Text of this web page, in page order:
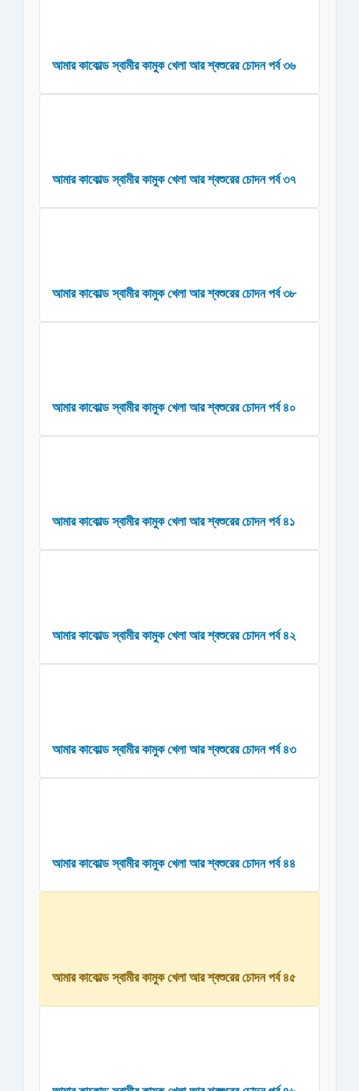
আমার কাকোল্ড স্বামীর কামুক খেলা আর শ্বশুরের চোদন পর্ব ৩৬
আমার কাকোল্ড স্বামীর কামুক খেলা আর শ্বশুরের চোদন পর্ব ৩৭
আমার কাকোল্ড স্বামীর কামুক খেলা আর শ্বশুরের চোদন পর্ব ৩৮
আমার কাকোল্ড স্বামীর কামুক খেলা আর শ্বশুরের চোদন পর্ব ৪০
আমার কাকোল্ড স্বামীর কামুক খেলা আর শ্বশুরের চোদন পর্ব ৪১
আমার কাকোল্ড স্বামীর কামুক খেলা আর শ্বশুরের চোদন পর্ব ৪২
আমার কাকোল্ড স্বামীর কামুক খেলা আর শ্বশুরের চোদন পর্ব ৪৩
আমার কাকোল্ড স্বামীর কামুক খেলা আর শ্বশুরের চোদন পর্ব ৪৪
আমার কাকোল্ড স্বামীর কামুক খেলা আর শ্বশুরের চোদন পর্ব ৪৫